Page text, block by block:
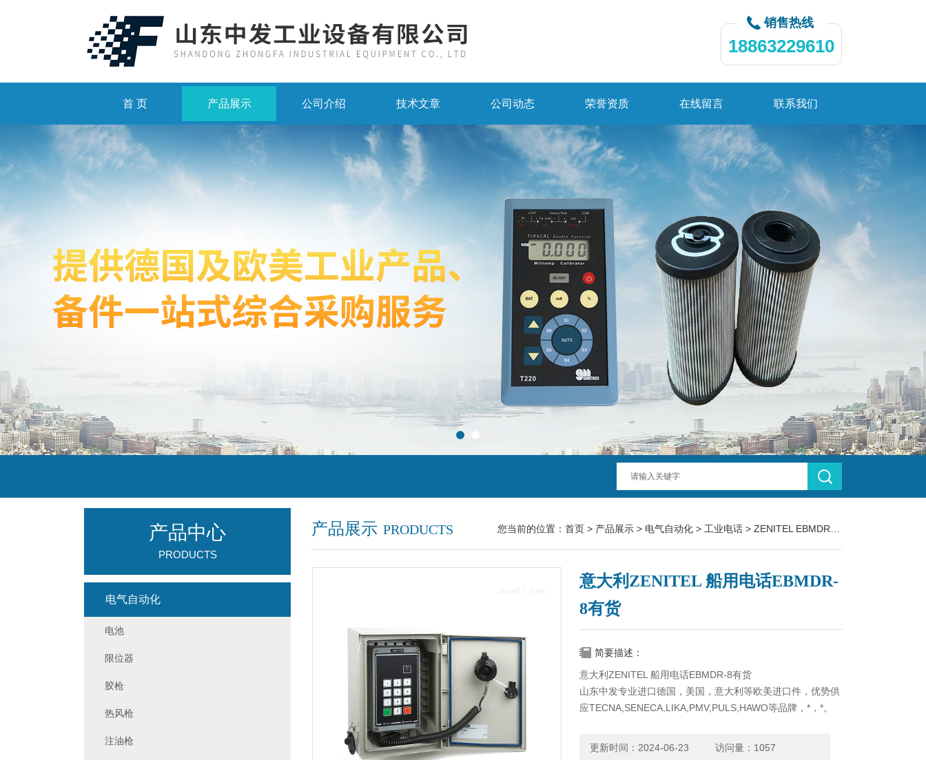
销售热线
18863229610
首 页 产品展示 公司介绍 技术文章 公司动态 荣誉资质 在线留言 联系我们
产品展示 PRODUCTS 您当前的位置： 首页 > 产品展示 > 电气自动化 > 工业电话 > ZENITEL EBMDR-8意大利ZENITEL 船用电话EBMDR-8有货
意大利ZENITEL 船用电话EBMDR-
8有货
简要描述：
意大利ZENITEL 船用电话EBMDR-8有货
山东中发专业进口德国，美国，意大利等欧美进口件，优势供
应TECNA,SENECA,LIKA,PMV,PULS,HAWO等品牌，*，*。
更新时间：2024-06-23 访问量：1057
产品中心
PRODUCTS
电气自动化
电池
限位器
胶枪
热风枪
注油枪